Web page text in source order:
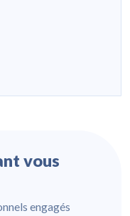
vous
engagés